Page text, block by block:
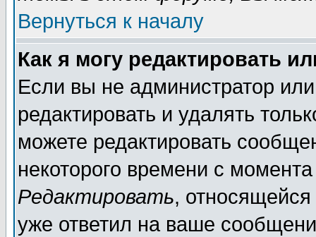
Вернуться к началу
Как я могу редактировать
Если вы не администратор
редактировать и удалять
можете редактировать
некоторого времени с
Редактировать,
уже ответил на ваше